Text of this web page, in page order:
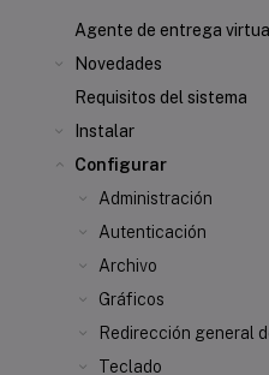
Agente de entrega
Novedades
Requisitos del sistema
Instalar
Configurar
Administración
Autenticación
Archivo
Gráficos
Redirección general
Teclado